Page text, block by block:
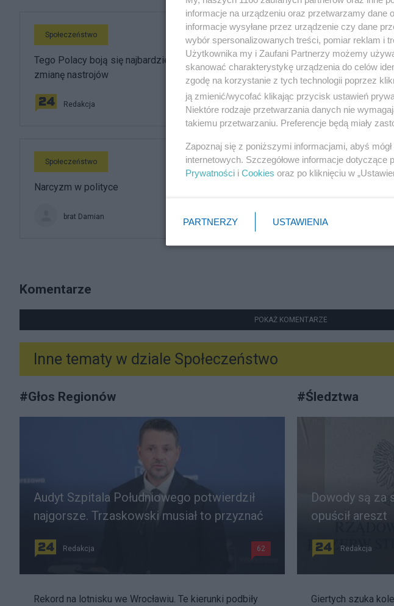
Społeczeństwo
Tego Polacy boją się najbardziej. Badanie pokazuje
zmianę nastrojów
Redakcja
Społeczeństwo
Kultura pole walki
Społeczeństwo
Narcyzm w polityce
brat Damian
Społeczeństwo
Komentarze
POKAŻ KOMENTARZE
Inne tematy w dziale Społeczeństwo
#Głos Regionów
Audyt Szpitala Południowego potwierdził
najgorsze. Trzaskowski musiał to przyznać
Redakcja 62
Rekord na lotnisku we Wrocławiu. Te kierunki podbiły
#Śledztwa
Dowody są za
opuścił areszt
Redakcja
Giertych szuka
informacje na urządzeniu oraz przetwarzamy dane
informacje wysyłane przez urządzenie czy dane
wybór spersonalizowanych treści, pomiar reklam i
Użytkownika my i Zaufani Partnerzy możemy
skanować charakterystykę urządzenia do celów
zgodę na korzystanie z tych technologii poprzez
ją zmienić/wycofać klikając przycisk ustawień
Niektóre rodzaje przetwarzania danych nie
takiemu przetwarzaniu. Preferencje będą miały
Zapoznaj się z poniższymi informacjami, abyś
internetowych. Szczegółowe informacje
Prywatności i Cookies oraz po kliknięciu w
PARTNERZY USTAWIENIA